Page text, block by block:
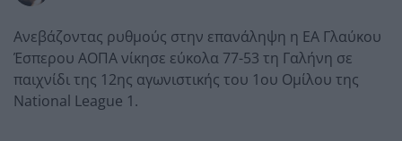
Ανεβάζοντας ρυθμούς στην επανάληψη η ΕΑ Γλαύκου
Έσπερου ΑΟΠΑ νίκησε εύκολα 77-53 τη Γαλήνη σε
παιχνίδι της 12ης αγωνιστικής του 1ου Ομίλου της
National League 1.